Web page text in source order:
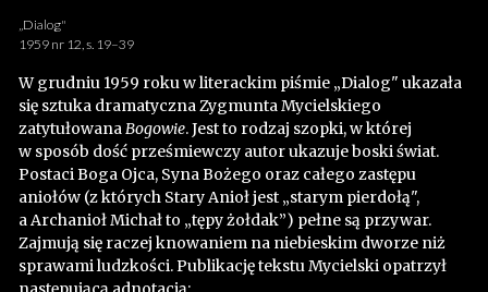
„Dialog"
1959 nr 12, s. 19–39
W grudniu 1959 roku w literackim piśmie „Dialog" ukazała
się sztuka dramatyczna Zygmunta Mycielskiego
zatytułowanaBogowie. Jest to rodzaj szopki, w której
w sposób dość prześmiewczy autor ukazuje boski świat.
Postaci Boga Ojca, Syna Bożego oraz całego zastępu
aniołów (z których Stary Anioł jest „starym pierdołą",
a Archanioł Michał to „tępy żołdak”) pełne są przywar.
Zajmują się raczej knowaniem na niebieskim dworze niż
sprawami ludzkości. Publikację tekstu Mycielski opatrzył